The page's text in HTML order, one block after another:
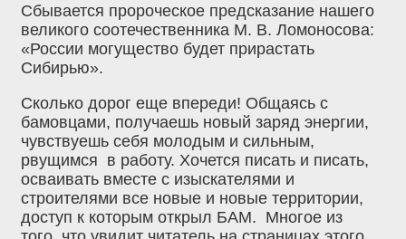
Сбывается пророческое предсказание нашего
великого соотечественника М. В. Ломоносова:
«России могущество будет прирастать
Сибирью».
Сколько дорог еще впереди! Общаясь с
бамовцами, получаешь новый заряд энергии,
чувствуешь себя молодым и сильным,
рвущимся в работу. Хочется писать и писать,
осваивать вместе с изыскателями и
строителями все новые и новые территории,
доступ к которым открыл БАМ. Многое из